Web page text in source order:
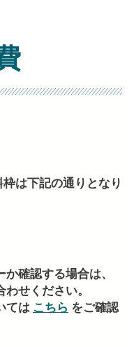
は下記の通りとなり
認する場合は、
せください。
は こちら をご確認